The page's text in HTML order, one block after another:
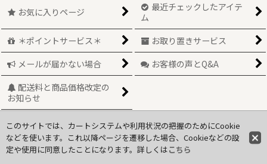
お気に入りページ
最近チェックしたアイテ
ム
＊ポイントサービス＊
お取り置きサービス
メールが届かない場合
お客様の声とQ&A
配送料と商品価格改定の
お知らせ
Copyright(C)2010 Tiiu. All Rights Reserved.
Powered by おちゃのこネット
このサイトでは、カートシステムや利用状況の把握のためにCookie
などを使います。これ以降ページを遷移した場合、Cookieなどの設
定や使用に同意したことになります。詳しくはこちら